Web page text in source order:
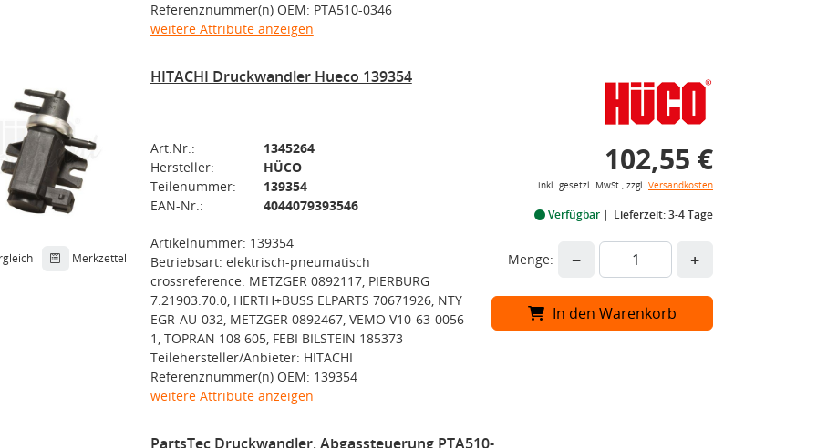
Referenznummer(n) OEM: PTA510-0346
weitere Attribute anzeigen
Merkzettel
HITACHI Druckwandler Hueco 139354
Art.Nr.:
1345264
Hersteller:
HÜCO
Teilenummer:
139354
EAN-Nr.:
4044079393546
Artikelnummer: 139354
Betriebsart: elektrisch-pneumatisch
crossreference: METZGER 0892117, PIERBURG
7.21903.70.0, HERTH+BUSS ELPARTS 70671926, NTY
EGR-AU-032, METZGER 0892467, VEMO V10-63-0056-
1, TOPRAN 108 605, FEBI BILSTEIN 185373
Teilehersteller/Anbieter: HITACHI
Referenznummer(n) OEM: 139354
weitere Attribute anzeigen
102,55 €
inkl. gesetzl. MwSt., zzgl. Versandkosten
Verfügbar Lieferzeit: 3-4 Tage
Menge: − +
In den Warenkorb
PartsTec Druckwandler, Abgassteuerung PTA510-